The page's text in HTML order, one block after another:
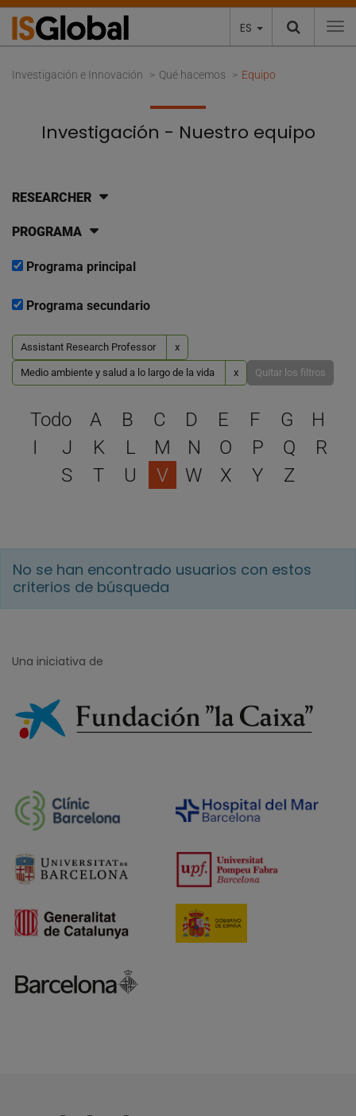
ES
Investigación e Innovación Qué hacemos Equipo
Investigación - Nuestro equipo
RESEARCHER
PROGRAMA
Programa principal
Programa secundario
Assistant Research Professor x
Medio ambiente y salud a lo largo de la vida x Quitar los filtros
Selecciona una letra
Todo A B C D E F G
H
I
J K L M N O P Q
R
S
T U V W X Y Z
No se han encontrado usuarios con estos
criterios de búsqueda
Una iniciativa de